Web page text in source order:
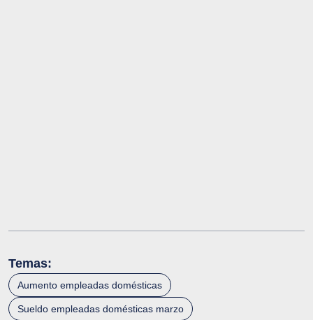
Temas:
Aumento empleadas domésticas
Sueldo empleadas domésticas marzo